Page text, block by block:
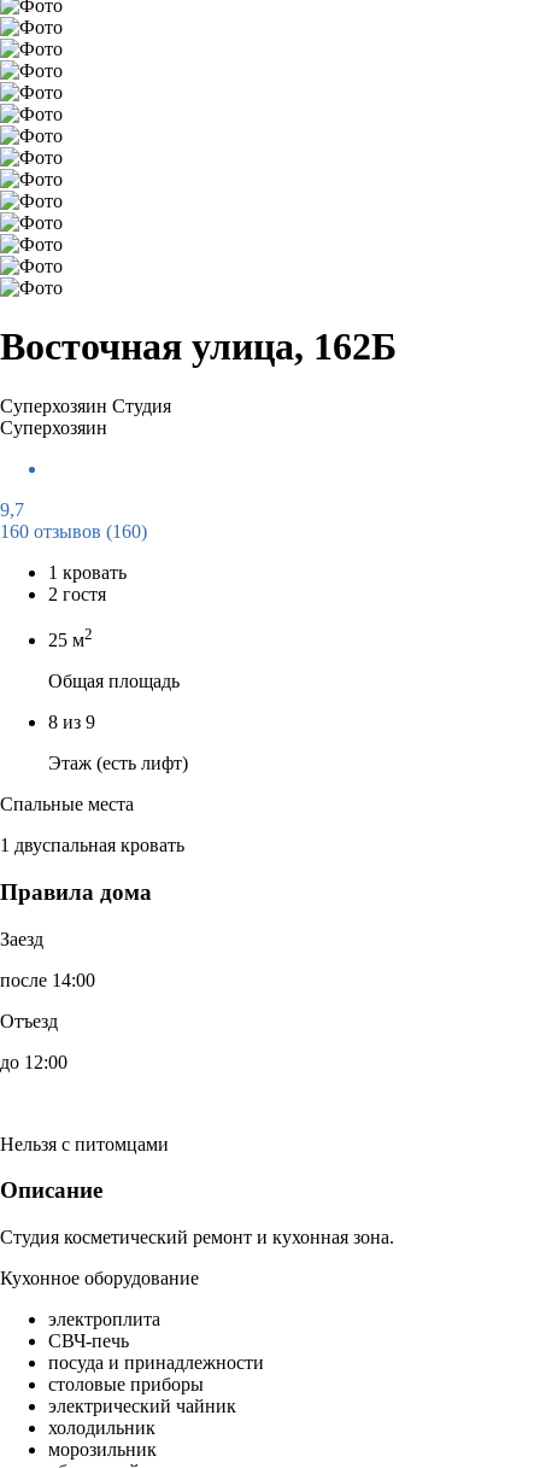
Восточная улица, 162Б
Суперхозяин Студия
Суперхозяин
9,7
160 отзывов (160)
1 кровать
2 гостя
25 м2
Общая площадь
8 из 9
Этаж (есть лифт)
Спальные места
1 двуспальная кровать
Правила дома
Заезд
после 14:00
Отъезд
до 12:00
Нельзя с питомцами
Описание
Студия косметический ремонт и кухонная зона.
Кухонное оборудование
электроплита
СВЧ-печь
посуда и принадлежности
столовые приборы
электрический чайник
холодильник
морозильник